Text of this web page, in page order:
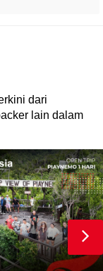
dari
lain dalam